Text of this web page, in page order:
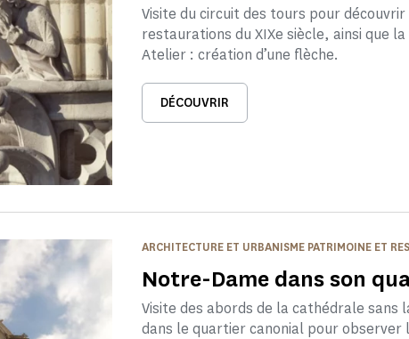
Visite du circuit des tours pour
restaurations du XIXe siècle, ainsi que
Atelier : création d’une flèche.
DÉCOUVRIR
Notre-Dame dans son
ARCHITECTURE ET URBANISME PATRIMOINE ET
Visite des abords de la cathédrale sans
dans le quartier canonial pour observer